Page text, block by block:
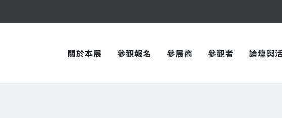
關於本展 參觀報名 參展商 參觀者 論壇與